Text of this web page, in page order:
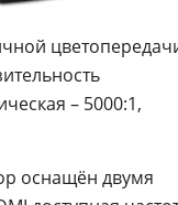
– 5000:1,
оснащён двумя